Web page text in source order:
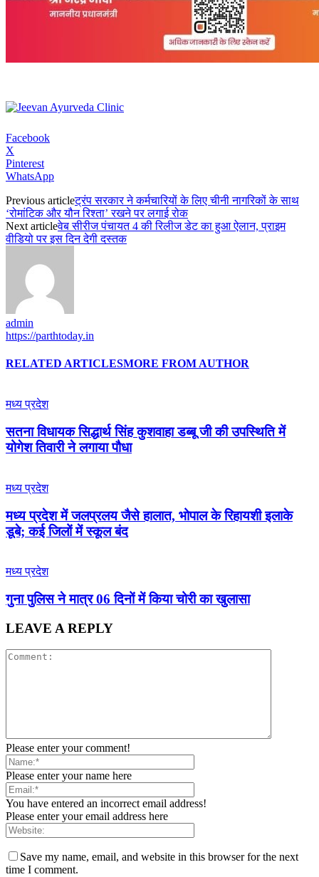
Facebook
X
Pinterest
WhatsApp
Previous articleट्रंप सरकार ने कर्मचारियों के लिए चीनी नागरिकों के साथ
‘रोमांटिक और यौन रिश्ता’ रखने पर लगाई रोक
Next articleवेब सीरीज पंचायत 4 की रिलीज डेट का हुआ ऐलान, प्राइम
वीडियो पर इस दिन देगी दस्तक
admin
https://parthtoday.in
RELATED ARTICLESMORE FROM AUTHOR
मध्य प्रदेश
सतना विधायक सिद्धार्थ सिंह कुशवाहा डब्बू जी की उपस्थिति में
योगेश तिवारी ने लगाया पौधा
मध्य प्रदेश
मध्य प्रदेश में जलप्रलय जैसे हालात, भोपाल के रिहायशी इलाके
डूबे; कई जिलों में स्कूल बंद
मध्य प्रदेश
गुना पुलिस ने मात्र 06 दिनों में किया चोरी का खुलासा
LEAVE A REPLY
Please enter your comment!
Please enter your name here
You have entered an incorrect email address!
Please enter your email address here
Save my name, email, and website in this browser for the next
time I comment.